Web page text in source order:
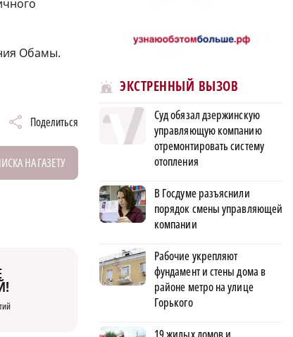
Обамы.
Поделиться
НА ГАЗЕТУ
ЭКСТРЕННЫЙ ВЫЗОВ
Суд обязал дзержинскую
управляющую компанию
отремонтировать систему
отопления
В Госдуме разъяснили
порядок смены управляющей
компании
Рабочие укрепляют
фундамент и стены дома в
районе метро на улице
Горького